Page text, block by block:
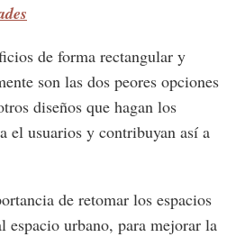
de forma rectangular y
son las dos peores opciones
diseños que hagan los
el usuarios y contribuyan así a
de retomar los espacios
espacio urbano, para mejorar la